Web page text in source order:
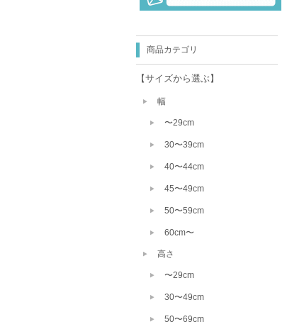
商品カテゴリ
【サイズから選ぶ】
幅
〜29cm
30〜39cm
40〜44cm
45〜49cm
50〜59cm
60cm〜
高さ
〜29cm
30〜49cm
50〜69cm